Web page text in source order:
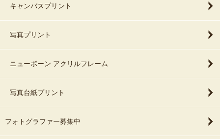
キャンバスプリント
写真プリント
ニューボーン アクリルフレーム
写真台紙プリント
フォトグラファー募集中